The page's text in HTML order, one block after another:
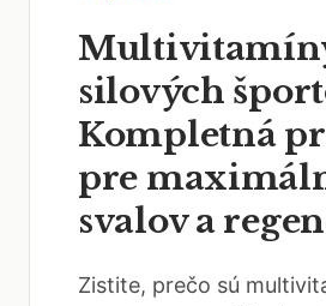
silových
Kompletná
pre
svalov a
Zistite, prečo sú